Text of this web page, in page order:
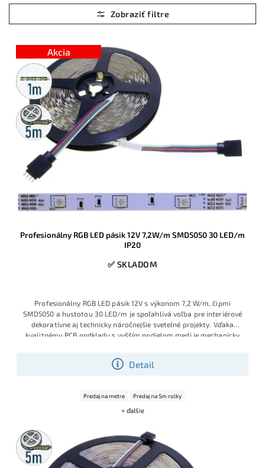
Najlacnejšie
Najdrahšie
Abecedne
Akcia
Metrážny
predaj
5m
rolka
Profesionálny RGB LED pásik 12V 7,2W/m SMD5050 30 LED/m
IP20
✅ SKLADOM
Detail
Profesionálny RGB LED pásik 12V s výkonom 7,2 W/m, čipmi
SMD5050 a hustotou 30 LED/m je spoľahlivá voľba pre interiérové
dekoratívne aj technicky náročnejšie svetelné projekty. Vďaka
kvalitnému PCB podkladu s vyšším podielom medi je mechanicky
dlhšiu životnosť aj pri menej šetrnej manipulácii počas montáže.
Ide o obľúbený model montážnych a realizačných firiem, ktoré
aktuálnej skladovej akcii.
Predaj na metre Predaj na 5m rolky
+ ďalšie
5m
rolka